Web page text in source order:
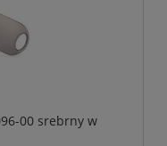
00 srebrny w